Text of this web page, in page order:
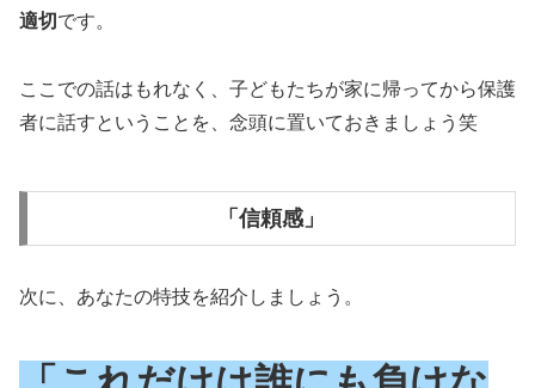
適切 です。
ここでの話はもれなく、子どもたちが家に帰ってから保護
者に話すということを、念頭に置いておきましょう笑
「信頼感」
次に、あなたの特技を紹介しましょう。